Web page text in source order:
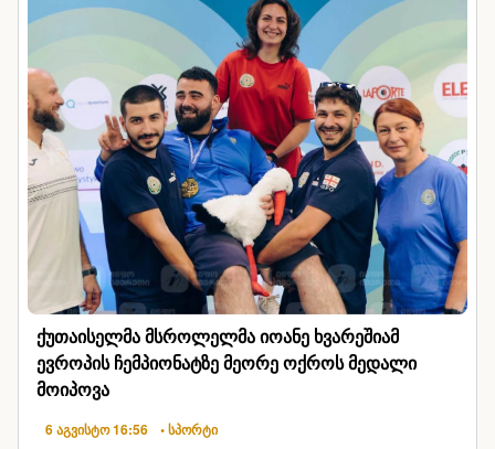
ქუთაისელმა მსროლელმა იოანე ხვარეშიამ
ევროპის ჩემპიონატზე მეორე ოქროს მედალი
მოიპოვა
6 აგვისტო 16:56 • სპორტი